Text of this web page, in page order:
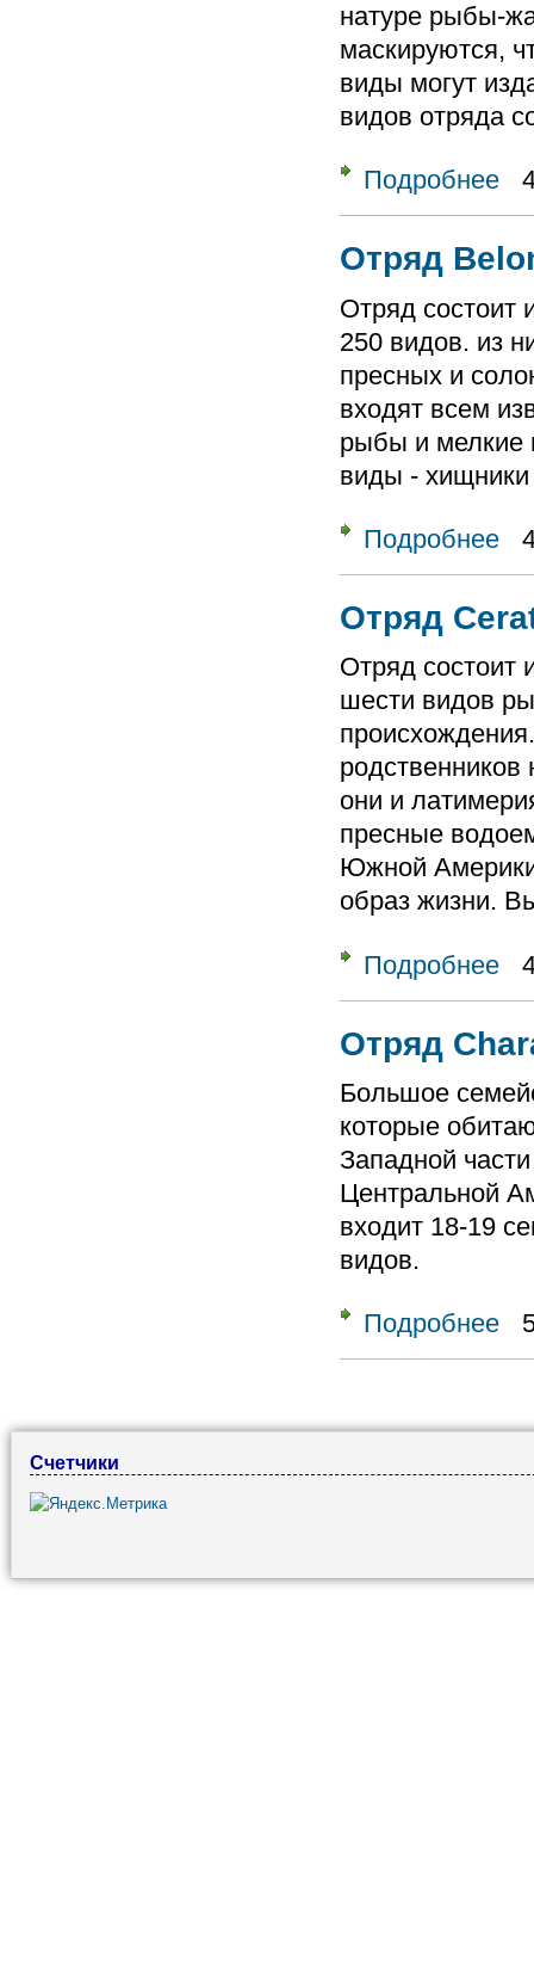
натуре рыбы-
маскируются,
виды могут
видов отряда
Подробнеео
Отряд
Отряд состоит
250 видов. из
пресных и
входят всем
рыбы и мелкие
виды - хищники
Подробнее о
Отряд
Отряд состоит
шести видов
родственников
они и
пресные
Южной
образ жизни.
Подробнее о
Отряд
Большое
которые
Западной
Центральной
входит 18-19
видов.
Подробнеео
Счетчики